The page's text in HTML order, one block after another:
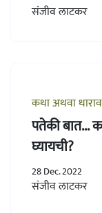
संजीव लाटकर
कथा अथवा
पतेकी बात...
घ्यायची?
28 Dec. 2022
संजीव लाटकर